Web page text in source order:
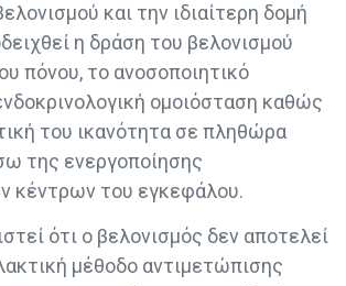
και την ιδιαίτερη δομή
η δράση του βελονισμού
πόνου, το ανοσοποιητικό
ομοιόσταση καθώς
του ικανότητα σε πληθώρα
της ενεργοποίησης
κέντρων του εγκεφάλου.
ότι ο βελονισμός δεν αποτελεί
μέθοδο αντιμετώπισης